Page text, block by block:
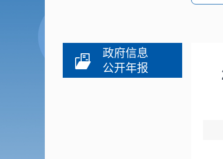
政府信息
公开年报